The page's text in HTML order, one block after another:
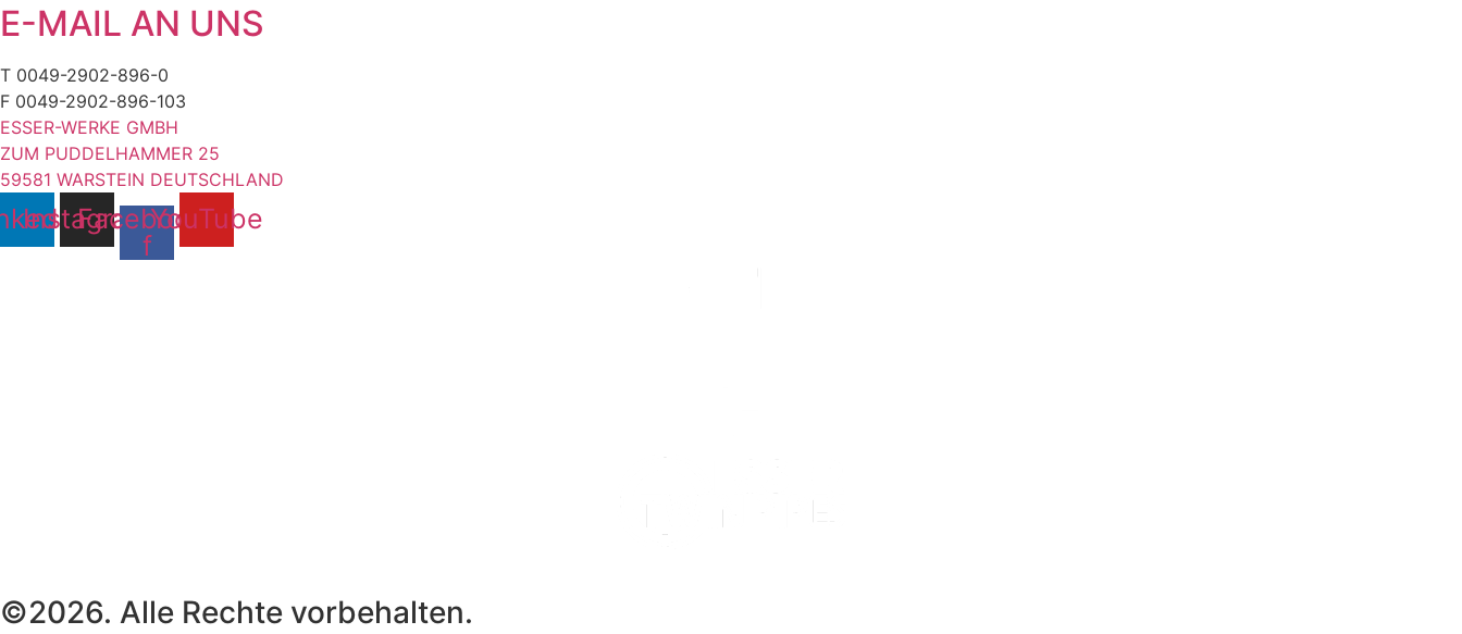
E-MAIL AN UNS
T 0049-2902-896-0
F 0049-2902-896-103
ESSER-WERKE GMBH
ZUM PUDDELHAMMER 25
59581 WARSTEIN DEUTSCHLAND
Instagram
Facebook-
f
YouTube
©2026. Alle Rechte vorbehalten.